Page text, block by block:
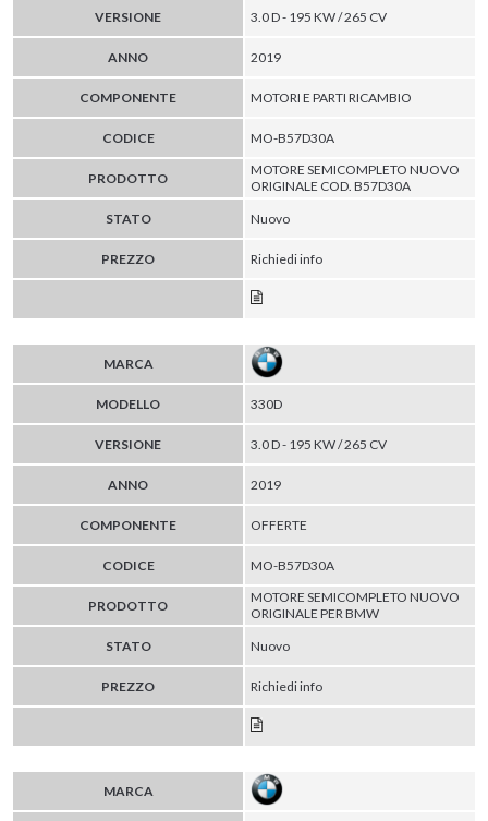
VERSIONE 3.0 D - 195 KW / 265 CV
ANNO 2019
COMPONENTE MOTORI E PARTI RICAMBIO
CODICE MO-B57D30A
PRODOTTO
MOTORE SEMICOMPLETO NUOVO
ORIGINALE COD. B57D30A
STATO
Nuovo
PREZZO Richiedi info
MARCA
MODELLO 330D
VERSIONE 3.0 D - 195 KW / 265 CV
ANNO 2019
COMPONENTE OFFERTE
CODICE MO-B57D30A
PRODOTTO
MOTORE SEMICOMPLETO NUOVO
ORIGINALE PER BMW
STATO
Nuovo
PREZZO Richiedi info
MARCA